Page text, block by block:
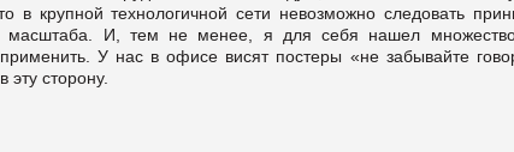
в крупной технологичной сети невозможно следовать
масштаба. И, тем не менее, я для себя нашел
У нас в офисе висят постеры «не забывайте
сторону.